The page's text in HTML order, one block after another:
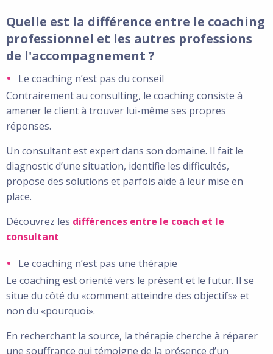
Quelle est la différence entre le coaching
professionnel et les autres professions
de l'accompagnement ?
Le coaching n’est pas du conseil
Contrairement au consulting, le coaching consiste à
amener le client à trouver lui-même ses propres
réponses.
Un consultant est expert dans son domaine. Il fait le
diagnostic d’une situation, identifie les difficultés,
propose des solutions et parfois aide à leur mise en
place.
Découvrez les différences entre le coach et le
consultant
Le coaching n’est pas une thérapie
Le coaching est orienté vers le présent et le futur. Il se
situe du côté du «comment atteindre des objectifs» et
non du «pourquoi».
En recherchant la source, la thérapie cherche à réparer
une souffrance qui témoigne de la présence d’un